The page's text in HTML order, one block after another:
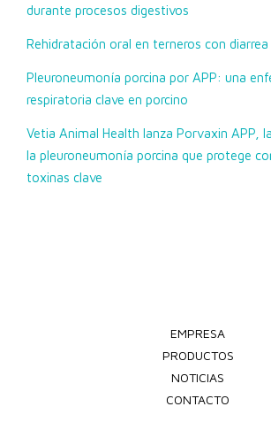
durante procesos digestivos
Rehidratación oral en terneros con
Pleuroneumonía porcina por APP: una
respiratoria clave en porcino
Vetia Animal Health lanza Porvaxin APP,
la pleuroneumonía porcina que protege
toxinas clave
EMPRESA
PRODUCTOS
NOTICIAS
CONTACTO